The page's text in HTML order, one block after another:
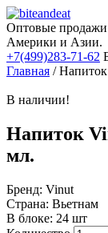
Оптовые продажи
Америки и Азии.
+7(499)283-71-62
Главная /Напиток
В наличии!
Напиток
мл.
Бренд: Vinut
Страна: Вьетнам
В блоке: 24 шт